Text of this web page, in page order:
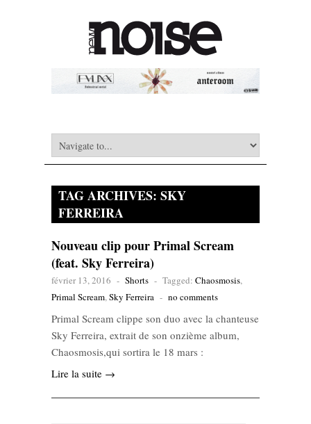
TAG ARCHIVES: SKY
FERREIRA
Nouveau clip pour Primal Scream
(feat. Sky Ferreira)
février 13, 2016 - Shorts - Tagged: Chaosmosis,
Primal Scream,Sky Ferreira - no comments
Primal Scream clippe son duo avec la chanteuse
Sky Ferreira, extrait de son onzième album,
Chaosmosis,qui sortira le 18 mars :
Lire la suite →